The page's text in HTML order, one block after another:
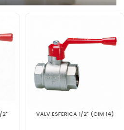
VALV.ESFERICA 1/2" (CIM 14)